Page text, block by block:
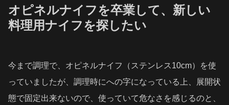
オピネルナイフを卒業して、新しい
料理用ナイフを探したい
今まで調理で、オピネルナイフ（ステンレス10cm）を使
っていましたが、調理時にへの字になっている上、展開状
態で固定出来ないので、使っていて危なさを感じるのと、